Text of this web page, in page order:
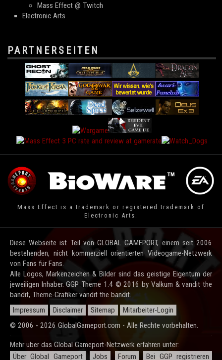
Mass Effect @ Twitch
Electronic Arts
PARTNERSEITEN
Mass Effect is a trademark or registered trademark of
Electronic Arts.
Diese Webseite ist Teil von GLOBAL GAMEPORT, einem seit 2006
bestehenden, nicht kommerziell orientierten Videogame-Netzwerk
von Fans für Fans.
Alle Logos, Markenzeichen & Bilder sind das geistige Eigentum der
jeweiligen Inhaber. GGP Theme 1.4 © 2016 by Valkum & vandit the
bandit, Theme-Grafiker vandit the bandit.
Impressum
Disclaimer Sitemap
Mitarbeiter-Login
© 2006 - 2026 GlobalGameport.com - Alle Rechte vorbehalten.
Mehr über das Global Gameport-Netzwerk erfahren unter:
Über Global Gameport
Jobs Forum Bei GGP registrieren